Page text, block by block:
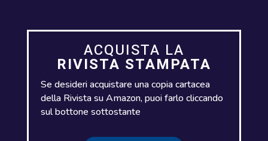
ACQUISTA LA
RIVISTA STAMPATA
Se desideri acquistare una copia cartacea
della Rivista su Amazon, puoi farlo cliccando
sul bottone sottostante